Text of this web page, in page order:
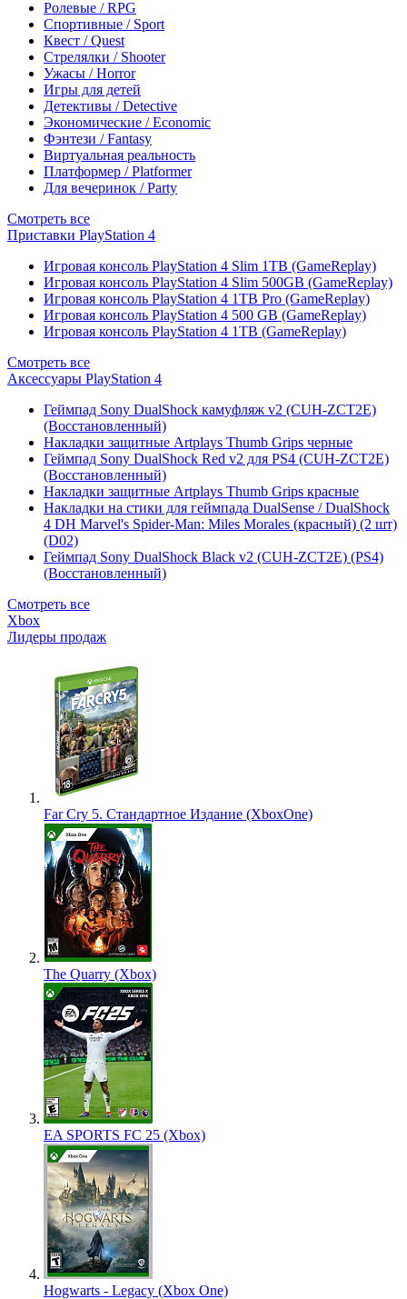
Ролевые / RPG
Спортивные / Sport
Квест / Quest
Стрелялки / Shooter
Ужасы / Horror
Игры для детей
Детективы / Detective
Экономические / Economic
Фэнтези / Fantasy
Виртуальная реальность
Платформер / Platformer
Для вечеринок / Party
Смотреть все
Приставки PlayStation 4
Игровая консоль PlayStation 4 Slim 1TB (GameReplay)
Игровая консоль PlayStation 4 Slim 500GB (GameReplay)
Игровая консоль PlayStation 4 1TB Pro (GameReplay)
Игровая консоль PlayStation 4 500 GB (GameReplay)
Игровая консоль PlayStation 4 1TB (GameReplay)
Смотреть все
Аксессуары PlayStation 4
Геймпад Sony DualShock камуфляж v2 (CUH-ZCT2E)
(Восстановленный)
Накладки защитные Artplays Thumb Grips черные
Геймпад Sony DualShock Red v2 для PS4 (CUH-ZCT2E)
(Восстановленный)
Накладки защитные Artplays Thumb Grips красные
Накладки на стики для геймпада DualSense / DualShock
4 DH Marvel's Spider-Man: Miles Morales (красный) (2 шт)
(D02)
Геймпад Sony DualShock Black v2 (CUH-ZCT2E) (PS4)
(Восстановленный)
Смотреть все
Xbox
Лидеры продаж
Far Cry 5. Стандартное Издание (XboxOne)
The Quarry (Xbox)
EA SPORTS FC 25 (Xbox)
Hogwarts - Legacy (Xbox One)